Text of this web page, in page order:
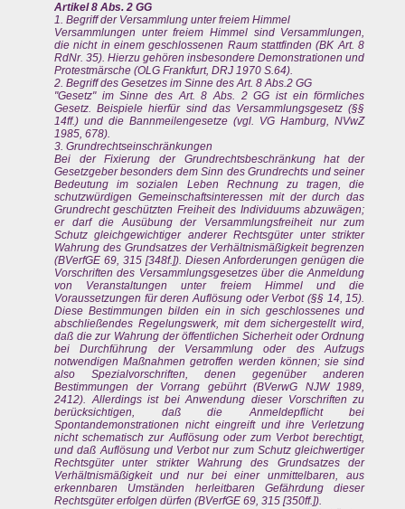
Artikel 8 Abs. 2 GG
1. Begriff der Versammlung unter freiem Himmel
Versammlungen unter freiem Himmel sind Versammlungen,
die nicht in einem geschlossenen Raum stattfinden (BK Art. 8
RdNr. 35). Hierzu gehören insbesondere Demonstrationen und
Protestmärsche (OLG Frankfurt, DRJ 1970 S.64).
2. Begriff des Gesetzes im Sinne des Art. 8 Abs.2 GG
"Gesetz" im Sinne des Art. 8 Abs. 2 GG ist ein förmliches
Gesetz. Beispiele hierfür sind das Versammlungsgesetz (§§
14ff.) und die Bannmeilengesetze (vgl. VG Hamburg, NVwZ
1985, 678).
3. Grundrechtseinschränkungen
Bei der Fixierung der Grundrechtsbeschränkung hat der
Gesetzgeber besonders dem Sinn des Grundrechts und seiner
Bedeutung im sozialen Leben Rechnung zu tragen, die
schutzwürdigen Gemeinschaftsinteressen mit der durch das
Grundrecht geschützten Freiheit des Individuums abzuwägen;
er darf die Ausübung der Versammlungsfreiheit nur zum
Schutz gleichgewichtiger anderer Rechtsgüter unter strikter
Wahrung des Grundsatzes der Verhältnismäßigkeit begrenzen
(BVerfGE 69, 315 [348f.]). Diesen Anforderungen genügen die
Vorschriften des Versammlungsgesetzes über die Anmeldung
von Veranstaltungen unter freiem Himmel und die
Voraussetzungen für deren Auflösung oder Verbot (§§ 14, 15).
Diese Bestimmungen bilden ein in sich geschlossenes und
abschließendes Regelungswerk, mit dem sichergestellt wird,
daß die zur Wahrung der öffentlichen Sicherheit oder Ordnung
bei Durchführung der Versammlung oder des Aufzugs
notwendigen Maßnahmen getroffen werden können; sie sind
also Spezialvorschriften, denen gegenüber anderen
Bestimmungen der Vorrang gebührt (BVerwG NJW 1989,
2412). Allerdings ist bei Anwendung dieser Vorschriften zu
berücksichtigen, daß die Anmeldepflicht bei
Spontandemonstrationen nicht eingreift und ihre Verletzung
nicht schematisch zur Auflösung oder zum Verbot berechtigt,
und daß Auflösung und Verbot nur zum Schutz gleichwertiger
Rechtsgüter unter strikter Wahrung des Grundsatzes der
Verhältnismäßigkeit und nur bei einer unmittelbaren, aus
erkennbaren Umständen herleitbaren Gefährdung dieser
Rechtsgüter erfolgen dürfen (BVerfGE 69, 315 [350ff.]).